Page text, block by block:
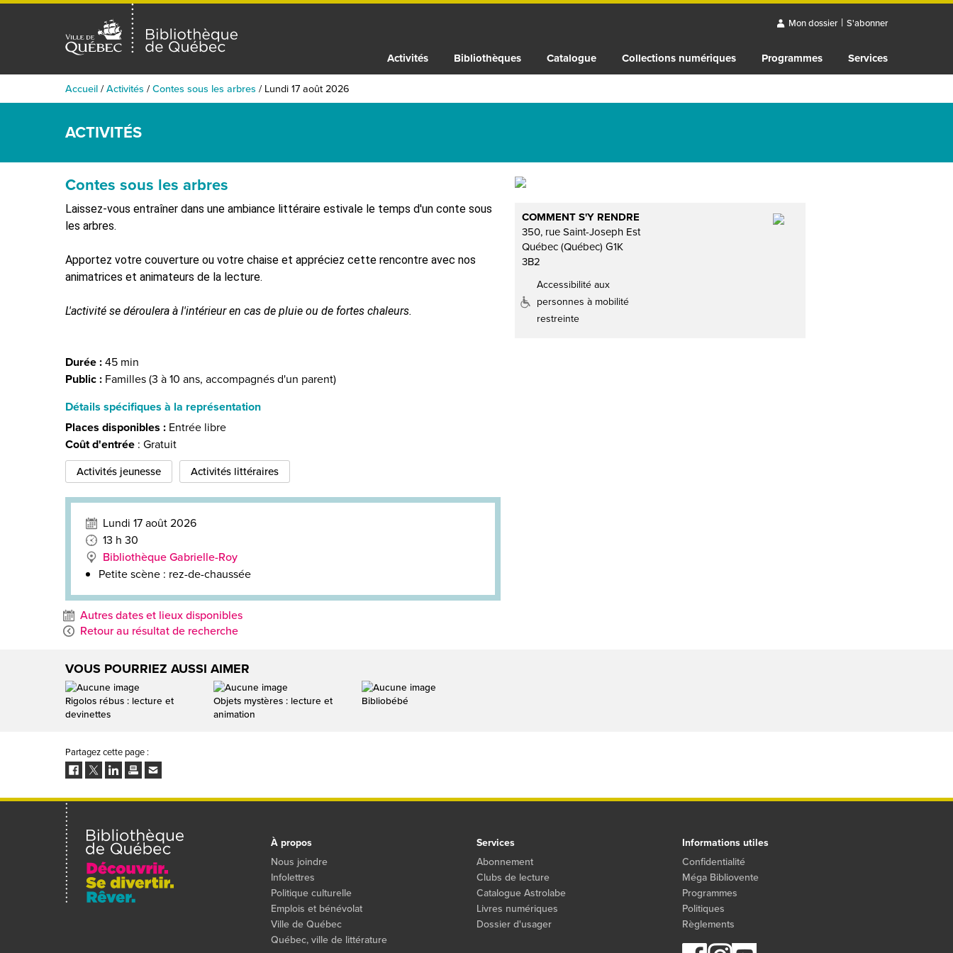
Mon dossier | S'abonner
Activités Bibliothèques Catalogue Collections numériques Programmes
Services
Accueil/Activités /Contes sous les arbres / Lundi 17 août 2026
ACTIVITÉS
Contes sous les arbres
Laissez-vous entraîner dans une ambiance littéraire estivale le temps d'un conte sous
les arbres.
Apportez votre couverture ou votre chaise et appréciez cette rencontre avec nos
animatrices et animateurs de la lecture.
L'activité se déroulera à l'intérieur en cas de pluie ou de fortes chaleurs.
Durée :45 min
Public : Familles (3 à 10 ans, accompagnés d'un parent)
Détails spécifiques à la représentation
Places disponibles : Entrée libre
Coût d'entrée : Gratuit
Activités jeunesse Activités littéraires
Lundi 17 août 2026
13 h 30
Bibliothèque Gabrielle-Roy
Petite scène : rez-de-chaussée
Autres dates et lieux disponibles
Retour au résultat de recherche
COMMENT S'Y RENDRE
350, rue Saint-Joseph Est
Québec (Québec) G1K
3B2
Accessibilité aux
personnes à mobilité
restreinte
VOUS POURRIEZ AUSSI AIMER
Rigolos rébus : lecture et
devinettes
Objets mystères : lecture et
animation
Bibliobébé
Partagez cette page :
Facebook
TwitterLinkedInImprimerEnvoyer
un
À propos
Nous joindre
Infolettres
Politique culturelle
Emplois et bénévolat
Ville de Québec
Québec, ville de littérature
Services
Abonnement
Clubs de lecture
Catalogue Astrolabe
Livres numériques
Dossier d'usager
Informations utiles
Confidentialité
Méga Bibliovente
Programmes
Politiques
Règlements